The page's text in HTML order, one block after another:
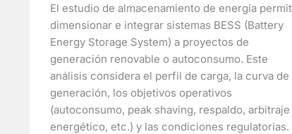
El estudio de almacenamiento de energía
dimensionar e integrar sistemas BESS (Battery
Energy Storage System) a proyectos de
generación renovable o autoconsumo. Este
análisis considera el perfil de carga, la curva de
generación, los objetivos operativos
(autoconsumo, peak shaving, respaldo, arbitraje
energético, etc.) y las condiciones regulatorias.